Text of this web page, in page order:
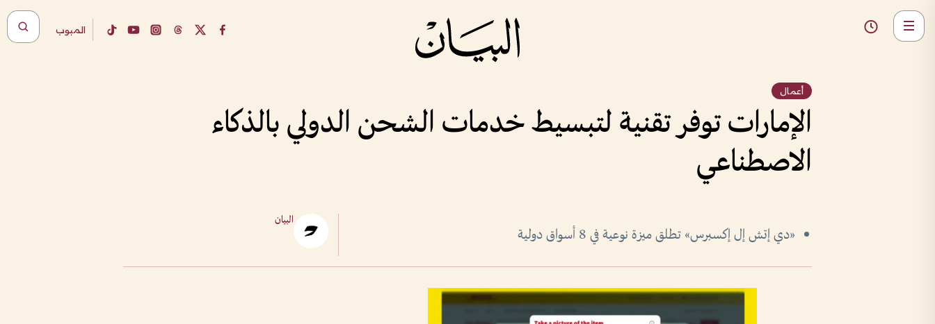
المبوب
أعمال
الإمارات توفر تقنية لتبسيط خدمات الشحن الدولي بالذكاء
الاصطناعي
«دي إتش إل إكسبرس» تطلق ميزة نوعية في 8 أسواق دولية
البيان